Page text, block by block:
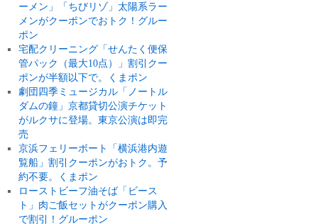
ーメン」「ちびリゾ」太陽系ラー
メンがクーポンでおトク！グルー
ポン
宅配クリーニング「せんたく便保
管パック（最大10点）」割引クー
ポンが半額以下で。くまポン
劇団四季ミュージカル「ノートル
ダムの鐘」京都貸切公演チケット
がルクサに登場。東京公演は即完
売
京浜フェリーボート「横浜港内遊
覧船」割引クーポンがおトク。予
約不要。くまポン
ローストビーフ油そば「ビース
ト」肉ご飯セットがクーポン購入
で割引！グルーポン